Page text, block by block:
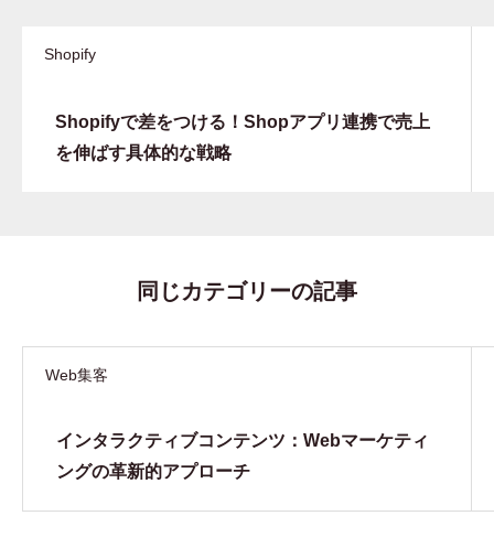
Shopify
Shopifyで差をつける！Shopアプリ連携で売上
を伸ばす具体的な戦略
同じカテゴリーの記事
Web集客
インタラクティブコンテンツ：Webマーケティ
ングの革新的アプローチ